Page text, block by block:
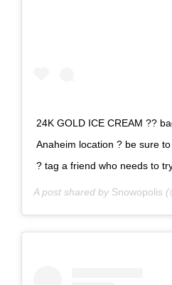
24K GOLD ICE CREAM ??
Anaheim location ? be sure
? tag a friend who needs to
A post shared by Snowopolis